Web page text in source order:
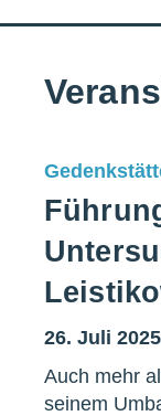
26. Juli
Auch mehr
seinem